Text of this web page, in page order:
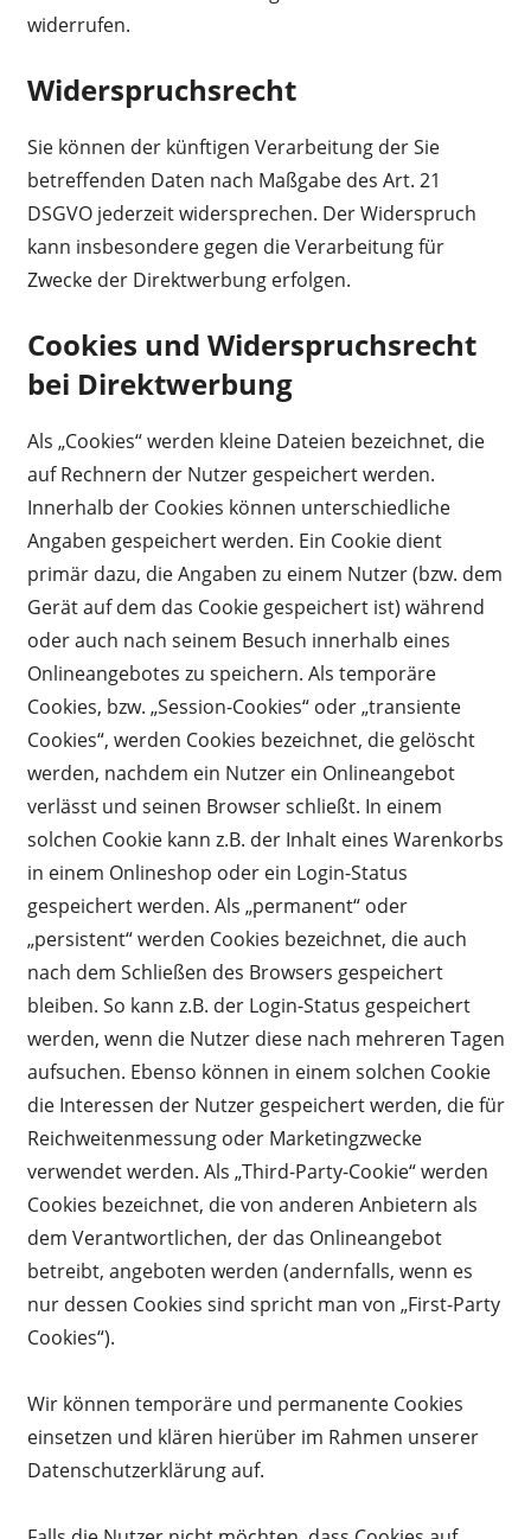
widerrufen.
Widerspruchsrecht
Sie können der künftigen Verarbeitung der Sie
betreffenden Daten nach Maßgabe des Art. 21
DSGVO jederzeit widersprechen. Der Widerspruch
kann insbesondere gegen die Verarbeitung für
Zwecke der Direktwerbung erfolgen.
Cookies und Widerspruchsrecht
bei Direktwerbung
Als „Cookies“ werden kleine Dateien bezeichnet, die
auf Rechnern der Nutzer gespeichert werden.
Innerhalb der Cookies können unterschiedliche
Angaben gespeichert werden. Ein Cookie dient
primär dazu, die Angaben zu einem Nutzer (bzw. dem
Gerät auf dem das Cookie gespeichert ist) während
oder auch nach seinem Besuch innerhalb eines
Onlineangebotes zu speichern. Als temporäre
Cookies, bzw. „Session-Cookies“ oder „transiente
Cookies“, werden Cookies bezeichnet, die gelöscht
werden, nachdem ein Nutzer ein Onlineangebot
verlässt und seinen Browser schließt. In einem
solchen Cookie kann z.B. der Inhalt eines Warenkorbs
in einem Onlineshop oder ein Login-Status
gespeichert werden. Als „permanent“ oder
„persistent“ werden Cookies bezeichnet, die auch
nach dem Schließen des Browsers gespeichert
bleiben. So kann z.B. der Login-Status gespeichert
werden, wenn die Nutzer diese nach mehreren Tagen
aufsuchen. Ebenso können in einem solchen Cookie
die Interessen der Nutzer gespeichert werden, die für
Reichweitenmessung oder Marketingzwecke
verwendet werden. Als „Third-Party-Cookie“ werden
Cookies bezeichnet, die von anderen Anbietern als
dem Verantwortlichen, der das Onlineangebot
betreibt, angeboten werden (andernfalls, wenn es
nur dessen Cookies sind spricht man von „First-Party
Cookies“).
Wir können temporäre und permanente Cookies
einsetzen und klären hierüber im Rahmen unserer
Datenschutzerklärung auf.